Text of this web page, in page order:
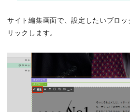
サイト編集画面で、設定したいブロ
リックします。